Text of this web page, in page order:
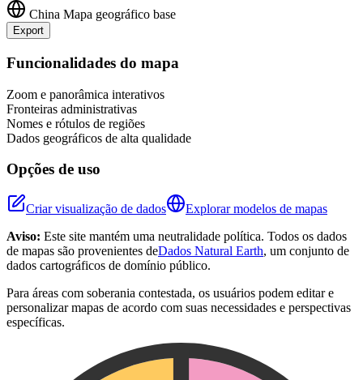
China Mapa geográfico base
Export
+
Funcionalidades do mapa
Zoom e panorâmica interativos
Fronteiras administrativas
Nomes e rótulos de regiões
Dados geográficos de alta qualidade
Opções de uso
Criar visualização de dados
Explorar modelos de mapas
Aviso: Este site mantém uma neutralidade política. Todos os dados
de mapas são provenientes deDados Natural Earth, um conjunto de
dados cartográficos de domínio público.
Para áreas com soberania contestada, os usuários podem editar e
personalizar mapas de acordo com suas necessidades e perspectivas
específicas.